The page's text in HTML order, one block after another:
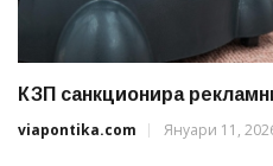
КЗП санкционира
viapontika.com
Януари 11,